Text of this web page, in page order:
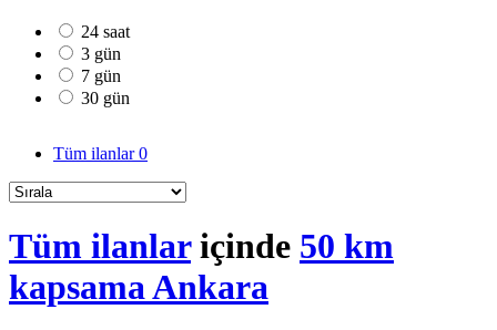
24 saat
3 gün
7 gün
30 gün
Tüm ilanlar0
Tüm ilanlariçinde 50 km
kapsama Ankara